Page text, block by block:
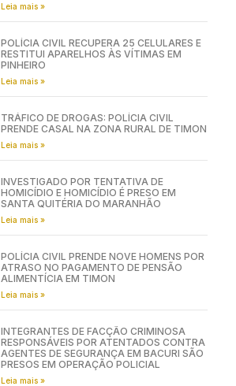
Leia mais »
POLÍCIA CIVIL RECUPERA 25 CELULARES E
RESTITUI APARELHOS ÀS VÍTIMAS EM
PINHEIRO
Leia mais »
TRÁFICO DE DROGAS: POLÍCIA CIVIL
PRENDE CASAL NA ZONA RURAL DE TIMON
Leia mais »
INVESTIGADO POR TENTATIVA DE
HOMICÍDIO E HOMICÍDIO É PRESO EM
SANTA QUITÉRIA DO MARANHÃO
Leia mais »
POLÍCIA CIVIL PRENDE NOVE HOMENS POR
ATRASO NO PAGAMENTO DE PENSÃO
ALIMENTÍCIA EM TIMON
Leia mais »
INTEGRANTES DE FACÇÃO CRIMINOSA
RESPONSÁVEIS POR ATENTADOS CONTRA
AGENTES DE SEGURANÇA EM BACURI SÃO
PRESOS EM OPERAÇÃO POLICIAL
Leia mais »